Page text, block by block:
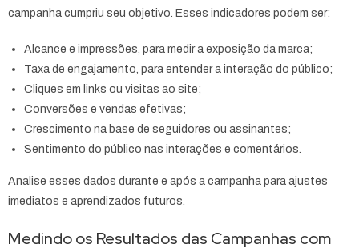
campanha cumpriu seu objetivo. Esses indicadores podem ser:
Alcance e impressões, para medir a exposição da marca;
Taxa de engajamento, para entender a interação do público;
Cliques em links ou visitas ao site;
Conversões e vendas efetivas;
Crescimento na base de seguidores ou assinantes;
Sentimento do público nas interações e comentários.
Analise esses dados durante e após a campanha para ajustes
imediatos e aprendizados futuros.
Medindo os Resultados das Campanhas com